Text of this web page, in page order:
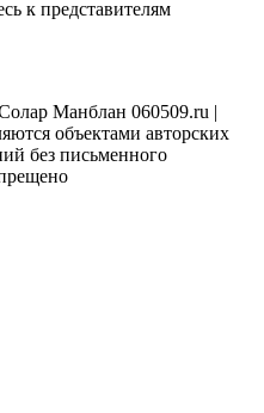
к представителям
Манблан 060509.ru |
объектами авторских
без письменного